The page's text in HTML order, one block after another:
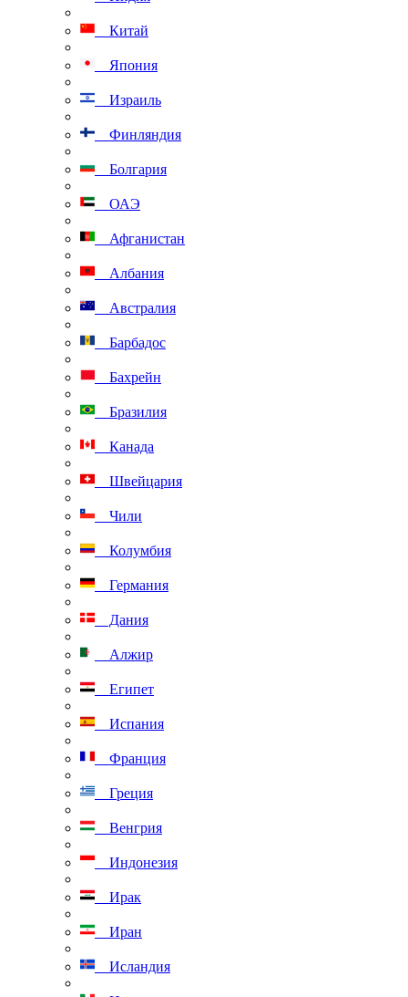
Китай
Япония
Израиль
Финляндия
Болгария
ОАЭ
Афганистан
Албания
Австралия
Барбадос
Бахрейн
Бразилия
Канада
Швейцария
Чили
Колумбия
Германия
Дания
Алжир
Египет
Испания
Франция
Греция
Венгрия
Индонезия
Ирак
Иран
Исландия